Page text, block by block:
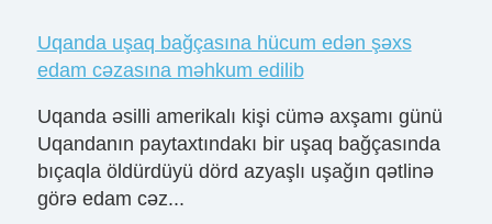
Uqanda uşaq bağçasına hücum edən şəxs
edam cəzasına məhkum edilib
Uqanda əsilli amerikalı kişi cümə axşamı günü
Uqandanın paytaxtındakı bir uşaq bağçasında
bıçaqla öldürdüyü dörd azyaşlı uşağın qətlinə
görə edam cəz...